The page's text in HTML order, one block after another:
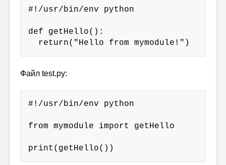
#!/usr/bin/env python
def getHello():
  return("Hello from mymodule!")
Файл test.py:
#!/usr/bin/env python
from mymodule import getHello
print(getHello())